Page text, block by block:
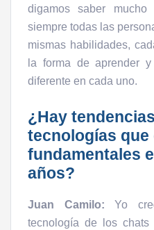
digamos saber mucho
siempre todas las
mismas habilidades,
la forma de aprender
diferente en cada uno.
¿Hay
tecnologías que
fundamentales
años?
Juan Camilo: Yo
tecnología de los